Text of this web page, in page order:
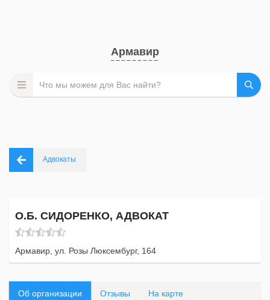
Армавир
Адвокаты
О.Б. СИДОРЕНКО, АДВОКАТ
Армавир, ул. Розы Люксембург, 164
Об организации Отзывы На карте